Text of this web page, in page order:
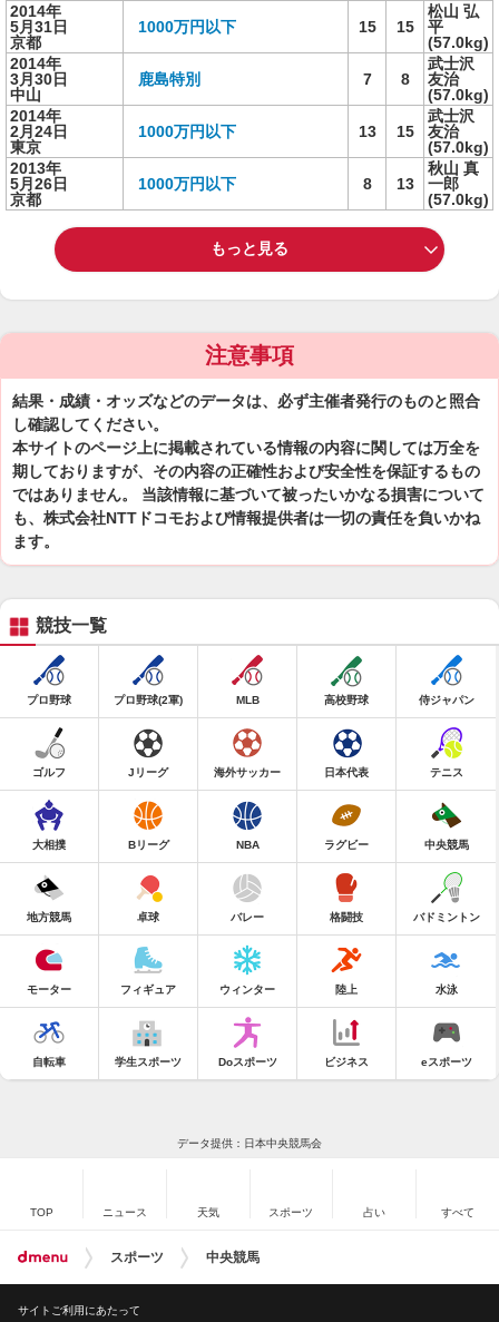
2014年
5月31日
京都
1000万円以下 15 15
松山 弘
平
(57.0kg)
2014年
3月30日
中山
鹿島特別 7 8
武士沢
友治
(57.0kg)
2014年
2月24日
東京
1000万円以下 13 15
武士沢
友治
(57.0kg)
2013年
5月26日
京都
1000万円以下 8 13
秋山 真
一郎
(57.0kg)
もっと見る
注意事項
結果・成績・オッズなどのデータは、必ず主催者発行のものと照合
し確認してください。
本サイトのページ上に掲載されている情報の内容に関しては万全を
期しておりますが、その内容の正確性および安全性を保証するもの
ではありません。 当該情報に基づいて被ったいかなる損害について
も、株式会社NTTドコモおよび情報提供者は一切の責任を負いかね
ます。
競技一覧
プロ野球 プロ野球(2軍) MLB 高校野球 侍ジャパン
ゴルフ Jリーグ 海外サッカー 日本代表 テニス
大相撲 Bリーグ NBA ラグビー 中央競馬
地方競馬 卓球 バレー 格闘技 バドミントン
モーター フィギュア ウィンター 陸上 水泳
自転車 学生スポーツ Doスポーツ ビジネス eスポーツ
データ提供：日本中央競馬会
TOP ニュース 天気 スポーツ 占い すべて
スポーツ 中央競馬
サイトご利用にあたって